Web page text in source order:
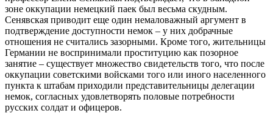
зоне оккупации немецкий паек был весьма скудным.
Сенявская приводит еще один немаловажный аргумент в
подтверждение доступности немок – у них добрачные
отношения не считались зазорными. Кроме того, жительницы
Германии не воспринимали проституцию как позорное
занятие – существует множество свидетельств того, что после
оккупации советскими войсками того или иного населенного
пункта к штабам приходили представительницы делегации
немок, согласных удовлетворять половые потребности
русских солдат и офицеров.